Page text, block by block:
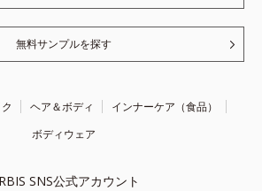
無料サンプルを探す
ヘア＆ボディ
インナーケア（食品）
ボディウェア
SNS公式アカウント